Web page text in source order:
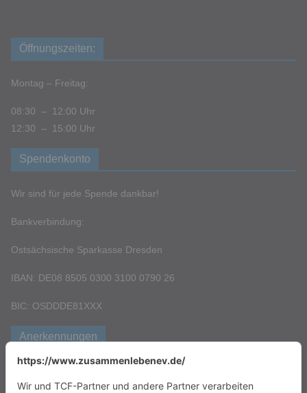
Öffnungszeiten:
Montag – Freitag:
08:30 – 12:00 Uhr
12:30 – 15:00 Uhr
Spendenkonto
Wir sind für jede Spende dankbar!
Bankverbindung:
Ostsächsische Sparkasse Dresden
IBAN: DE08 8505 0300 3100 0790 26
BIC: OSDDDE81XXX
Anerkennungen